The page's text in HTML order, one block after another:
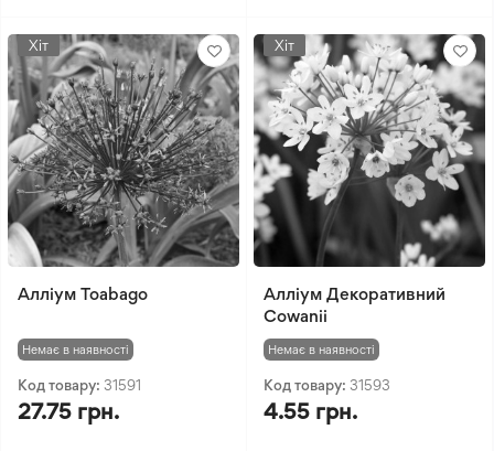
Хіт
Алліум Toabago
Немає в наявності
Код товару: 31591
27.75 грн.
Хіт
Алліум Декоративний
Сowanii
Немає в наявності
Код товару: 31593
4.55 грн.